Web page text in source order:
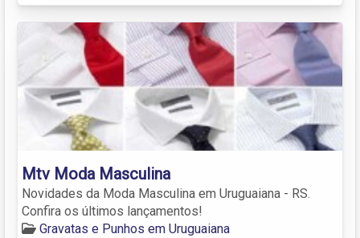
Mtv Moda Masculina
Novidades da Moda Masculina em Uruguaiana - RS.
Confira os últimos lançamentos!
Gravatas e Punhos em Uruguaiana